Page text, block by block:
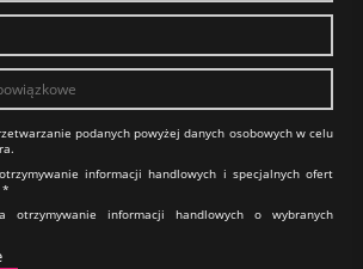
po­da­nych powyżej danych osobowych w celu
in­for­ma­cji han­dlo­wych i specjalnych ofert
*
otrzy­my­wa­nie in­for­ma­cji han­dlo­wych o wybranych